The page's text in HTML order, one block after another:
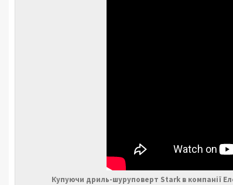
Купуючи дриль-шуруповерт Stark в компанії